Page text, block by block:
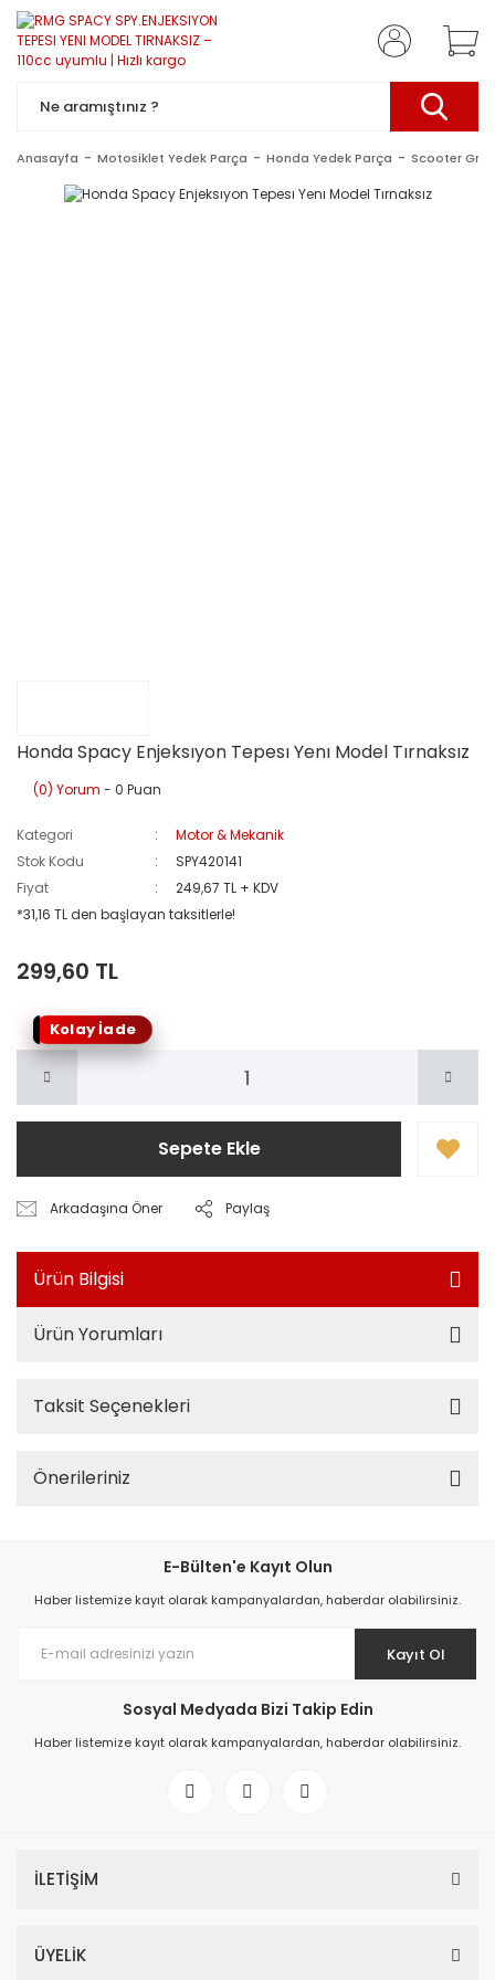
Anasayfa Motosiklet Yedek Parça Honda Yedek Parça Scooter
Honda Spacy Enjeksıyon Tepesı Yenı Model Tırnaksız
(0) Yorum - 0 Puan
Kategori
Motor & Mekanik
Stok Kodu
SPY420141
Fiyat
249,67 TL + KDV
*31,16 TL den başlayan taksitlerle!
299,60 TL
Kolay İade
Sepete Ekle
Arkadaşına Öner Paylaş
Ürün Bilgisi
Ürün Yorumları
Taksit Seçenekleri
Önerileriniz
E-Bülten'e Kayıt Olun
Haber listemize kayıt olarak kampanyalardan, haberdar olabilirsiniz.
Kayıt Ol
Sosyal Medyada Bizi Takip Edin
Haber listemize kayıt olarak kampanyalardan, haberdar olabilirsiniz.
İLETİŞİM
ÜYELİK